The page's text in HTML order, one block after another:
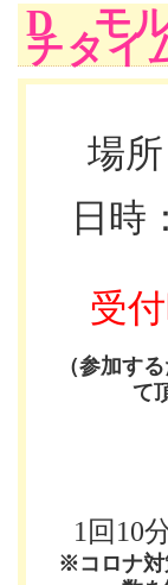
D モル
チタイ
場
日時
受
（参加す
て
1回10
※コロナ対